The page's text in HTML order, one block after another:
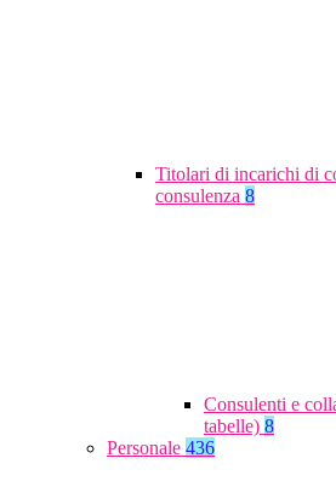
Titolari di incarichi di
consulenza 8
Consulenti e
tabelle) 8
Personale 436